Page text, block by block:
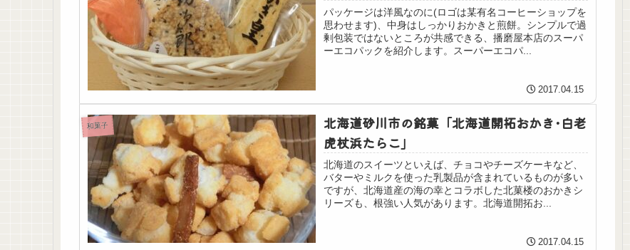
パッケージは洋風なのに(ロゴは某有名コーヒーショップを
思わせます)、中身はしっかりおかきと煎餅。シンプルで過
剰包装ではないところが共感できる、播磨屋本店のスーパ
ーエコパックを紹介します。スーパーエコパ...
2017.04.15
和菓子
北海道砂川市の銘菓「北海道開拓おかき･白老
虎杖浜たらこ」
北海道のスイーツといえば、チョコやチーズケーキなど、
バターやミルクを使った乳製品が含まれているものが多い
ですが、北海道産の海の幸とコラボした北菓楼のおかきシ
リーズも、根強い人気があります。北海道開拓お...
2017.04.15